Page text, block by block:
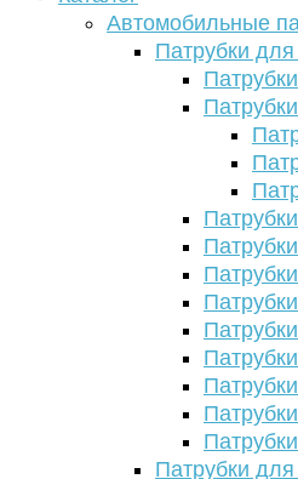
Автомобильные
Патрубки
Патрубки